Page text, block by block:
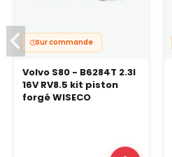
Sur commande
Volvo S80 - B6284T 2.3l
16V RV8.5 kit piston
forgé WISECO